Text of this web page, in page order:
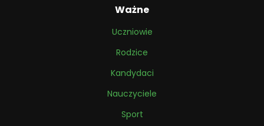
Ważne
Uczniowie
Rodzice
Kandydaci
Nauczyciele
Sport